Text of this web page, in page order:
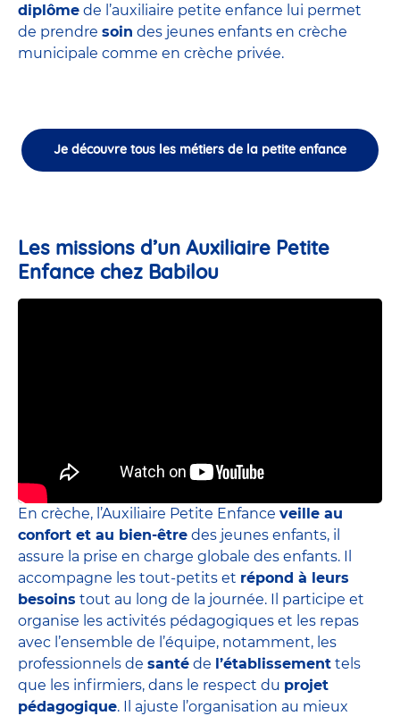
diplôme de l’auxiliaire petite enfance lui permet
de prendre soin des jeunes enfants en crèche
municipale comme en crèche privée.
Je découvre tous les métiers de la petite enfance
Les missions d’un Auxiliaire Petite
Enfance chez Babilou
En crèche, l’Auxiliaire Petite Enfance veille au
confort et au bien-être des jeunes enfants, il
assure la prise en charge globale des enfants. Il
accompagne les tout-petits et répond à leurs
besoins tout au long de la journée. Il participe et
organise les activités pédagogiques et les repas
avec l’ensemble de l’équipe, notamment, les
professionnels de santé de l’établissement tels
que les infirmiers, dans le respect du projet
pédagogique. Il ajuste l’organisation au mieux